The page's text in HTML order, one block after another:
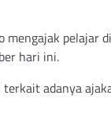
mengajak pelajar
hari ini.
adanya